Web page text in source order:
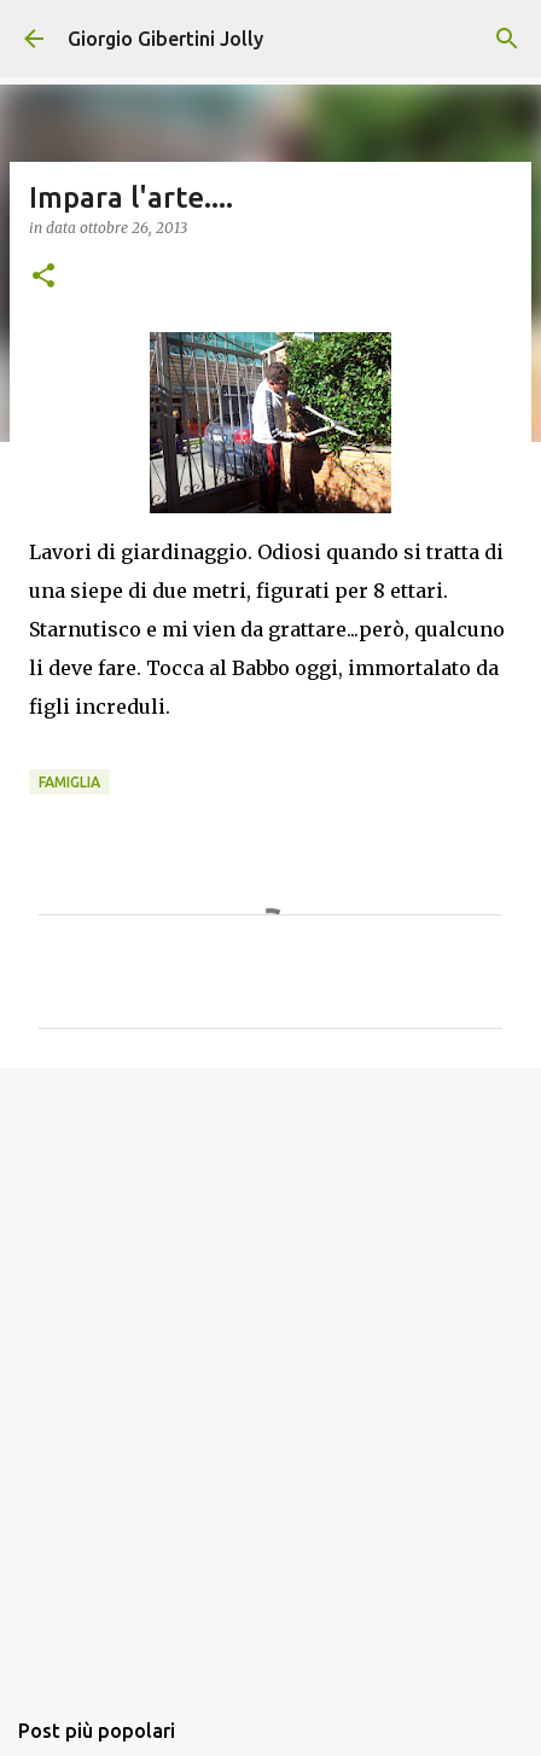
Passa ai contenuti principali
Giorgio Gibertini Jolly
Impara l'arte....
in data ottobre 26, 2013
Lavori di giardinaggio. Odiosi quando si tratta di
una siepe di due metri, figurati per 8 ettari.
Starnutisco e mi vien da grattare...però, qualcuno
li deve fare. Tocca al Babbo oggi, immortalato da
figli increduli.
FAMIGLIA
Post più popolari